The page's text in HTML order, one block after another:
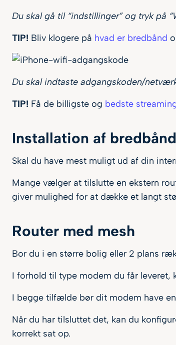
Du skal gå til “indstillinger” og tryk på
TIP! Bliv klogere på hvad er bredbånd
Du skal indtaste adgangskoden/
TIP! Få de billigste og bedste
Installation af
Skal du have mest muligt ud af din
Mange vælger at tilslutte en ekstern
giver mulighed for at dække et langt
Router med mesh
Bor du i en større bolig eller 2 plans
I forhold til type modem du får
I begge tilfælde bør dit modem have
Når du har tilsluttet det, kan du
korrekt sat op.